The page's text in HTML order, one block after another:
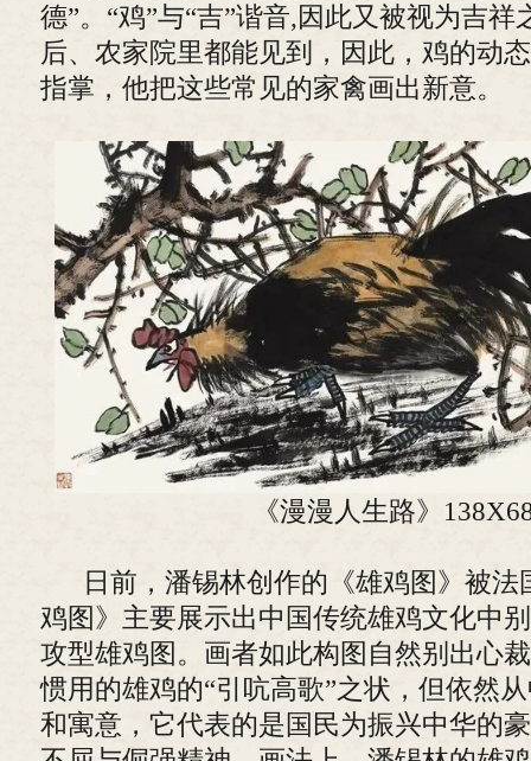
德”。“鸡”与“吉”谐音,因此又被视为吉
后、农家院里都能见到，因此，鸡的动
指掌，他把这些常见的家禽画出新意。
《漫漫人生路》
日前，潘锡林创作的《雄鸡图》被法
鸡图》主要展示出中国传统雄鸡文化中
攻型雄鸡图。画者如此构图自然别出心
惯用的雄鸡的“引吭高歌”之状，但依然
和寓意，它代表的是国民为振兴中华的